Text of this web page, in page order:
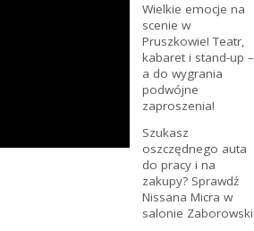
Wielkie emocje na
scenie w
Pruszkowie! Teatr,
kabaret i stand-up –
a do wygrania
podwójne
zaproszenia!
Szukasz
oszczędnego auta
do pracy i na
zakupy? Sprawdź
Nissana Micra w
salonie Zaborowski